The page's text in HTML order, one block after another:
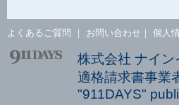
よくあるご質問 お問い合わせ 個人
株式会社 ナイ
適格請求書事業
"911DAYS"